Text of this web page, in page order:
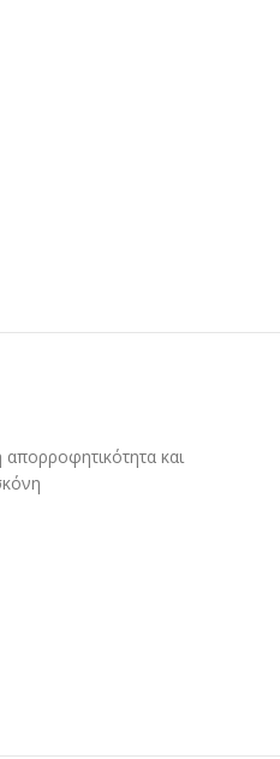
απορροφητικότητα και